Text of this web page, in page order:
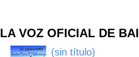
LA VOZ OFICIAL DE
(sin título)